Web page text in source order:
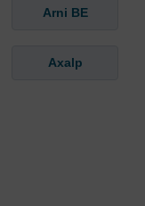
Arni BE
Axalp